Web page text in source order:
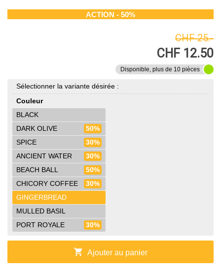
ACTION - 50%
CHF 25.-
CHF 12.50
Disponible, plus de 10 pièces
Sélectionner la variante désirée :
Couleur
BLACK
DARK OLIVE
50%
SPICE
30%
ANCIENT WATER
30%
BEACH BALL
50%
CHICORY COFFEE
30%
GINGERBREAD
MULLED BASIL
PORT ROYALE
30%
shopping_cart Ajouter au panier